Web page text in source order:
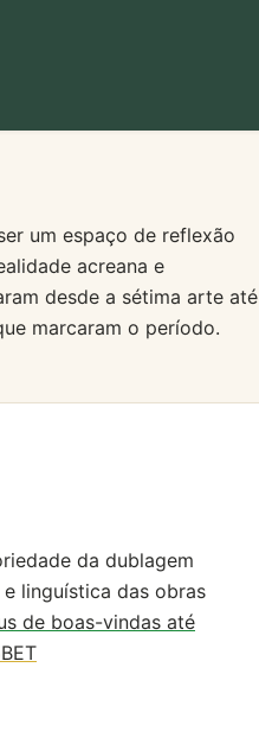
um espaço de reflexão
acreana e
desde a sétima arte até
marcaram o período.
da dublagem
linguística das obras
de boas-vindas até